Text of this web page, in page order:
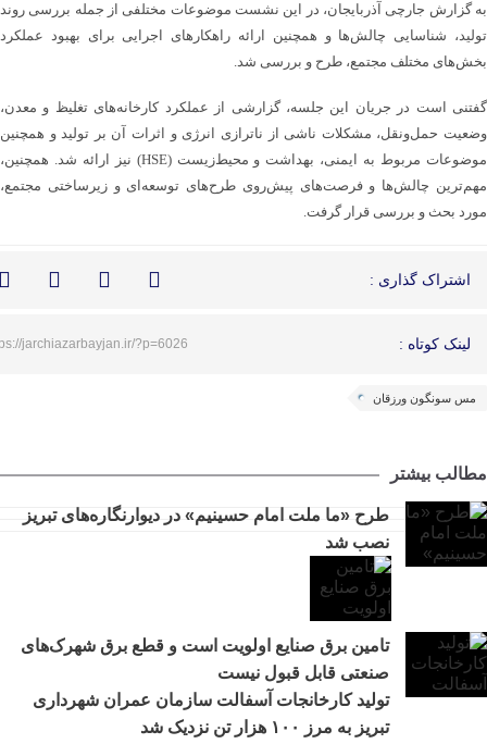
به گزارش جارچی آذربایجان، در این نشست موضوعات مختلفی از جمله بررسی روند
تولید، شناسایی چالش‌ها و همچنین ارائه راهکارهای اجرایی برای بهبود عملکرد
بخش‌های مختلف مجتمع، طرح و بررسی شد.
گفتنی است در جریان این جلسه، گزارشی از عملکرد کارخانه‌های تغلیظ و معدن،
وضعیت حمل‌ونقل، مشکلات ناشی از ناترازی انرژی‌ و اثرات آن بر تولید و همچنین
موضوعات مربوط به ایمنی، بهداشت و محیط‌زیست (HSE) نیز ارائه شد. همچنین،
مهم‌ترین چالش‌ها و فرصت‌های پیش‌روی طرح‌های توسعه‌ای و زیرساختی مجتمع،
مورد بحث و بررسی قرار گرفت.
اشتراک گذاری :
لینک کوتاه : jarchiazarbayjan.ir/?p=6026
مس سونگون ورزقان
مطالب بیشتر
طرح «ما ملت امام حسینیم» در دیوارنگاره‌های تبریز
نصب شد
تامین برق صنایع اولویت است و قطع برق شهرک‌های
صنعتی قابل قبول نیست
تولید کارخانجات آسفالت سازمان عمران شهرداری
تبریز به مرز ۱۰۰ هزار تن نزدیک شد